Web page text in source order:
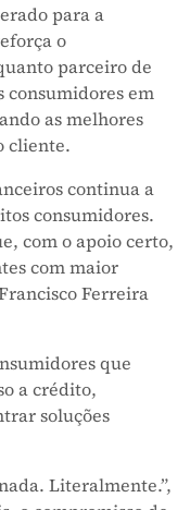
para a
o
parceiro de
consumidores em
as melhores
cliente.
continua a
consumidores.
com o apoio certo,
com maior
Ferreira
que
a crédito,
soluções
Literalmente.”,